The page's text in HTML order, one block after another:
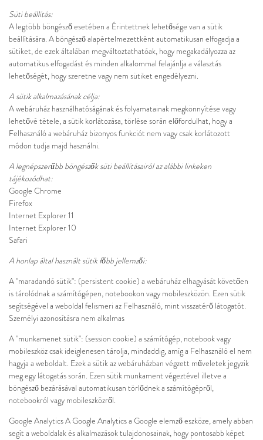
Süti beállítás:
A legtöbb böngésző esetében a Érintettnek lehetősége van a sütik
beállítására. A böngésző alapértelmezettként automatikusan elfogadja a
sütiket, de ezek általában megváltoztathatóak, hogy megakadályozza az
automatikus elfogadást és minden alkalommal felajánlja a választás
lehetőségét, hogy szeretne vagy nem sütiket engedélyezni.
A sütik alkalmazásának célja:
A webáruház használhatóságának és folyamatainak megkönnyítése vagy
lehetővé tétele, a sütik korlátozása, törlése során előfordulhat, hogy a
Felhasználó a webáruház bizonyos funkciót nem vagy csak korlátozott
módon tudja majd használni.
A legnépszerűbb böngészők süti beállításairól az alábbi linkeken
tájékozódhat:
Google Chrome
Firefox
Internet Explorer 11
Internet Explorer 10
Safari
A honlap által használt sütik főbb jellemzői:
A "maradandó sütik": (persistent cookie) a webáruház elhagyását követően
is tárolódnak a számítógépen, notebookon vagy mobileszközön. Ezen sütik
segítségével a weboldal felismeri az Felhasználó, mint visszatérő látogatót.
Személyi azonosításra nem alkalmas
A "munkamenet sütik": (session cookie) a számítógép, notebook vagy
mobileszköz csak ideiglenesen tárolja, mindaddig, amíg a Felhasználó el nem
hagyja a weboldalt. Ezek a sütik az webáruházban végzett műveletek jegyzik
meg egy látogatás során. Ezen sütik munkament végeztével illetve a
böngésző bezárásával automatikusan törlődnek a számítógépről,
notebookról vagy mobileszközről.
Google Analytics A Google Analytics a Google elemző eszköze, amely abban
segít a weboldalak és alkalmazások tulajdonosainak, hogy pontosabb képet